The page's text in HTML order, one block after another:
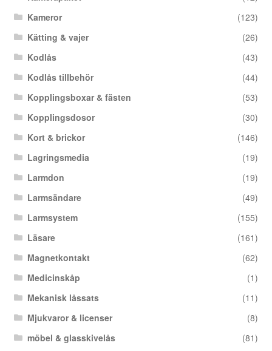
Kameror
(123)
Kätting & vajer
(26)
Kodlås
(43)
Kodlås tillbehör
(44)
Kopplingsboxar & fästen
(53)
Kopplingsdosor
(30)
Kort & brickor
(146)
Lagringsmedia
(19)
Larmdon
(19)
Larmsändare
(49)
Larmsystem
(155)
Läsare
(161)
Magnetkontakt
(62)
Medicinskåp
(1)
Mekanisk låssats
(11)
Mjukvaror & licenser
(8)
möbel & glasskivelås
(81)